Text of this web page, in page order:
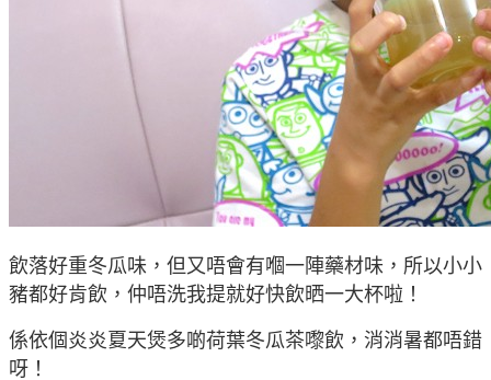
飲落好重冬瓜味，但又唔會有嗰一陣藥材味，所以小小
豬都好肯飲，仲唔洗我提就好快飲晒一大杯啦！
係依個炎炎夏天煲多啲荷葉冬瓜茶嚟飲，消消暑都唔錯
呀！